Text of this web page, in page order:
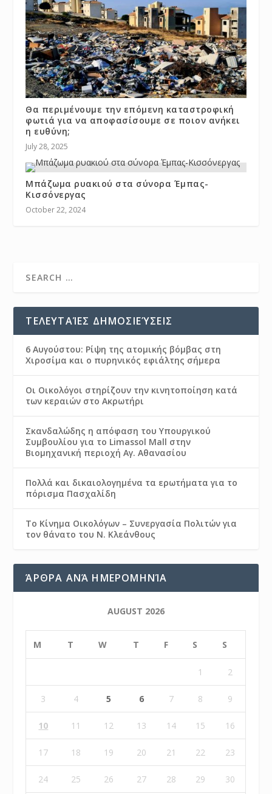
Θα περιμένουμε την επόμενη καταστροφική
φωτιά για να αποφασίσουμε σε ποιον ανήκει
η ευθύνη;
July 28, 2025
Μπάζωμα ρυακιού στα σύνορα Έμπας-
Κισσόνεργας
October 22, 2024
ΤΕΛΕΥΤΑΊΕΣ ΔΗΜΟΣΙΕΎΣΕΙΣ
6 Αυγούστου: Ρίψη της ατομικής βόμβας στη
Χιροσίμα και ο πυρηνικός εφιάλτης σήμερα
Οι Οικολόγοι στηρίζουν την κινητοποίηση κατά
των κεραιών στο Ακρωτήρι
Σκανδαλώδης η απόφαση του Υπουργικού
Συμβουλίου για το Limassol Mall στην
Βιομηχανική περιοχή Αγ. Αθανασίου
Πολλά και δικαιολογημένα τα ερωτήματα για το
πόρισμα Πασχαλίδη
Το Κίνημα Οικολόγων – Συνεργασία Πολιτών για
τον θάνατο του Ν. Κλεάνθους
ΆΡΘΡΑ ΑΝΆ ΗΜΕΡΟΜΗΝΊΑ
AUGUST 2026
M T W T F S S
1 2
3 4 5 6 7 8 9
10 11 12 13 14 15 16
17 18 19 20 21 22 23
24 25 26 27 28 29 30